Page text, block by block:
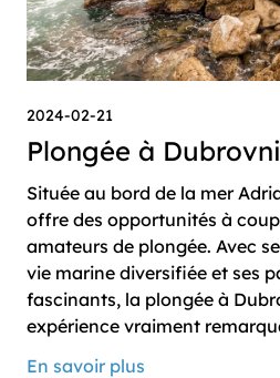
2024-02-21
Plongée à
Située au bord de la mer
offre des opportunités à
amateurs de plongée. Avec
vie marine diversifiée et ses
fascinants, la plongée à
expérience vraiment
En savoir plus